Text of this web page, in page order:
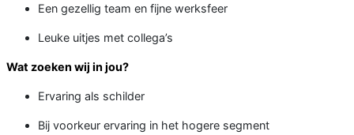
Een gezellig team en fijne werksfeer
Leuke uitjes met collega’s
Wat zoeken wij in jou?
Ervaring als schilder
Bij voorkeur ervaring in het hogere segment